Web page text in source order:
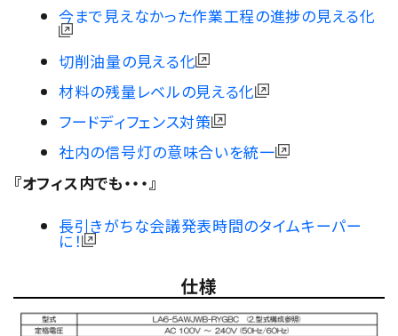
今まで見えなかった作業工程の進捗の見える化
切削油量の見える化
材料の残量レベルの見える化
フードディフェンス対策
社内の信号灯の意味合いを統一
『オフィス内でも・・・』
長引きがちな会議発表時間のタイムキーパー
に！
仕様